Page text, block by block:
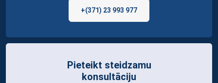
+(371) 23 993 977
Pieteikt steidzamu
konsultāciju